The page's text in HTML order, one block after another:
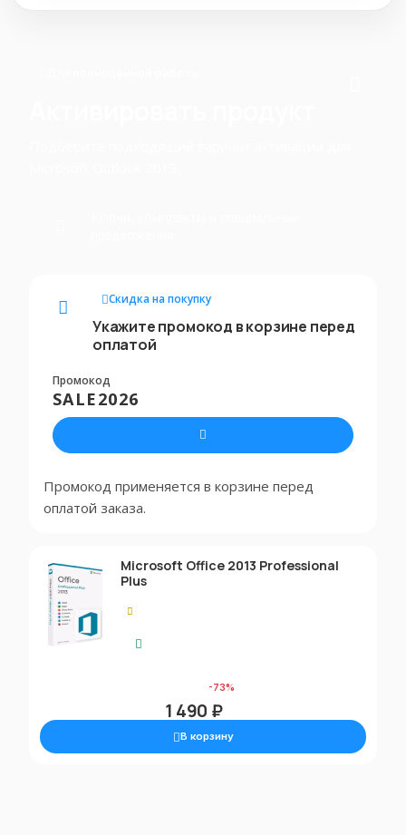
Скидка на покупку
Укажите промокод в корзине перед
оплатой
Промокод
SALE2026
Промокод применяется в корзине перед
оплатой заказа.
Microsoft Office 2013 Professional
Plus
-73%
1 490 ₽
В корзину